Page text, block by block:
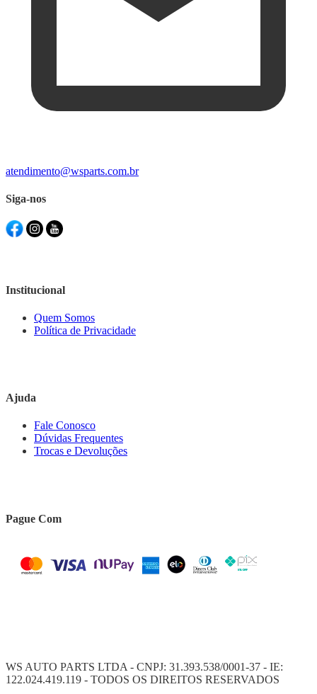
atendimento@wsparts.com.br
Siga-nos
Institucional
Quem Somos
Política de Privacidade
Ajuda
Fale Conosco
Dúvidas Frequentes
Trocas e Devoluções
Pague Com
WS AUTO PARTS LTDA - CNPJ: 31.393.538/0001-37 - IE:
122.024.419.119 - TODOS OS DIREITOS RESERVADOS